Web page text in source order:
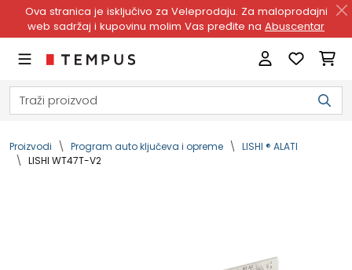
Ova stranica je isključivo za Veleprodaju. Za maloprodajni
web sadržaj i kupovinu molim Vas pređite na Abuscentar
Proizvodi Program auto ključeva i opreme
LISHI ® ALATI
LISHI WT47T-V2